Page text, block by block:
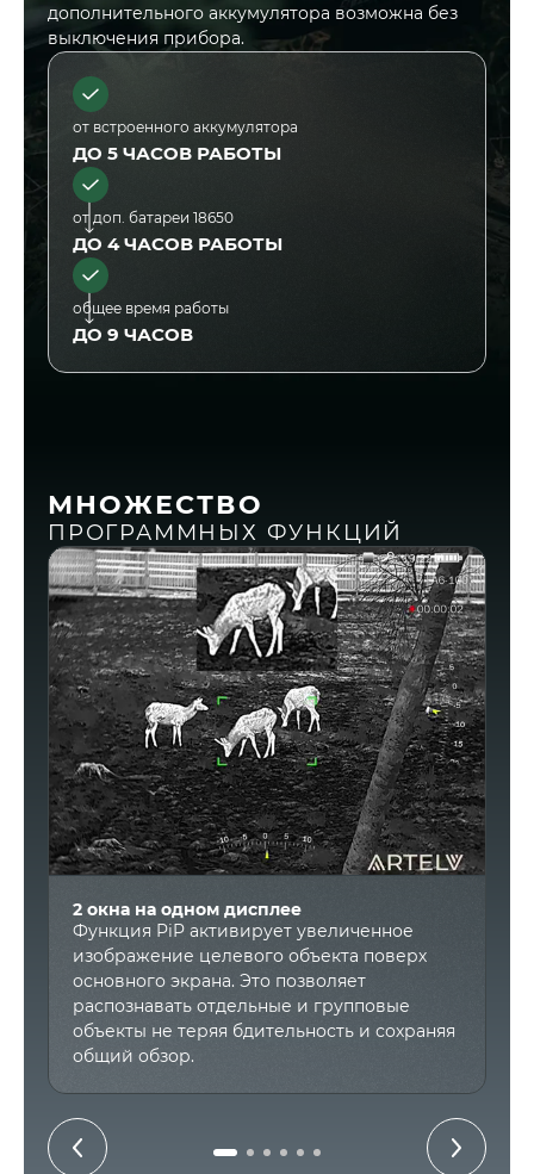
дополнительного аккумулятора возможна без
выключения прибора.
от встроенного аккумулятора
ДО 5 ЧАСОВ РАБОТЫ
от доп. батареи 18650
ДО 4 ЧАСОВ РАБОТЫ
общее время работы
ДО 9 ЧАСОВ
МНОЖЕСТВО
ПРОГРАММНЫХ ФУНКЦИЙ
2 окна на одном дисплее
Функция PiP активирует увеличенное
изображение целевого объекта поверх
основного экрана. Это позволяет
распознавать отдельные и групповые
объекты не теряя бдительность и сохраняя
общий обзор.